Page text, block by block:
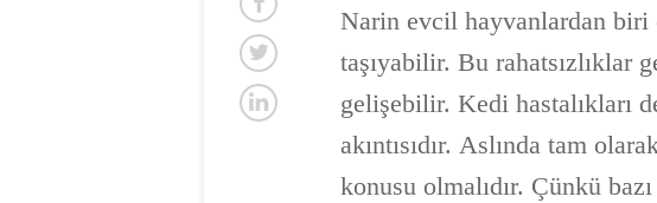
Narin evcil hayvanlardan biri
taşıyabilir. Bu rahatsızlıklar
gelişebilir. Kedi hastalıkları
akıntısıdır. Aslında tam
konusu olmalıdır. Çünkü